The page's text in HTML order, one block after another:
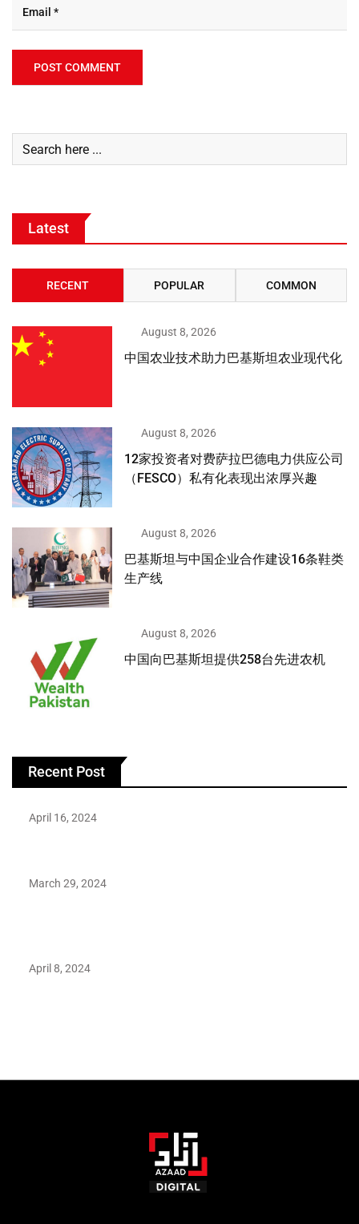
Latest
RECENT POPULAR COMMON
August 8, 2026
中国农业技术助力巴基斯坦农业现代化
August 8, 2026
12家投资者对费萨拉巴德电力供应公司
（FESCO）私有化表现出浓厚兴趣
August 8, 2026
巴基斯坦与中国企业合作建设16条鞋类
生产线
August 8, 2026
中国向巴基斯坦提供258台先进农机
Recent Post
April 16, 2024
March 29, 2024
April 8, 2024